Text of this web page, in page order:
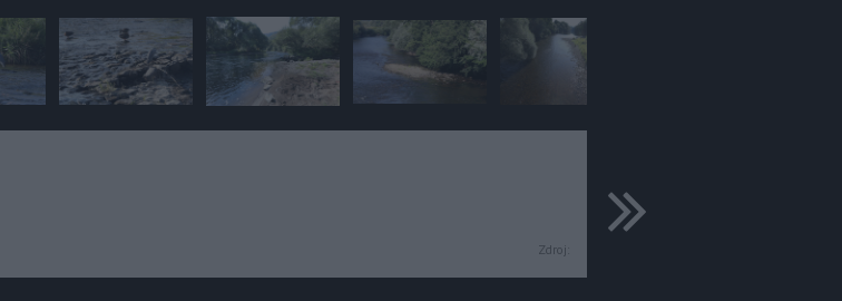
Zdroj:
ďalšie